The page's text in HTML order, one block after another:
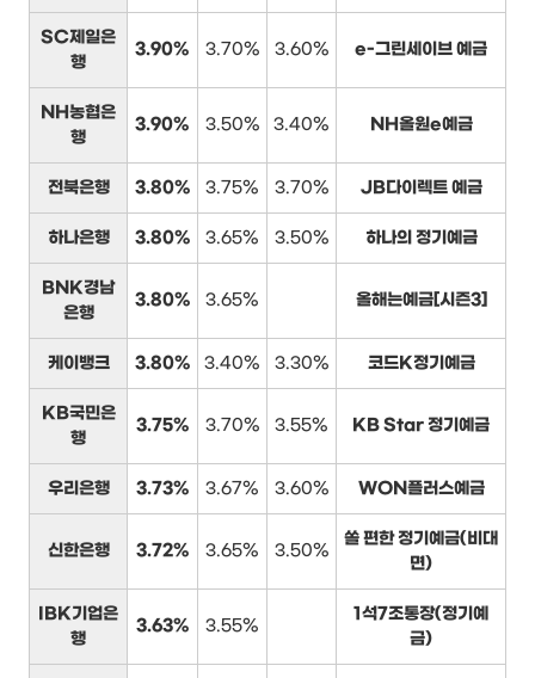
SC제일은
행
3.90% 3.70% 3.60% e-그린세이브 예금
NH농협은
행
3.90% 3.50% 3.40% NH올원e예금
전북은행 3.80% 3.75% 3.70% JB다이렉트 예금
하나은행 3.80% 3.65% 3.50% 하나의 정기예금
BNK경남
은행
3.80% 3.65% 올해는예금[시즌3]
케이뱅크 3.80% 3.40% 3.30% 코드K정기예금
KB국민은
행
3.75% 3.70% 3.55% KB Star 정기예금
우리은행 3.73% 3.67% 3.60% WON플러스예금
신한은행 3.72% 3.65% 3.50%
쏠 편한 정기예금(비대
면)
IBK기업은
행
3.63% 3.55%
1석7조통장(정기예
금)